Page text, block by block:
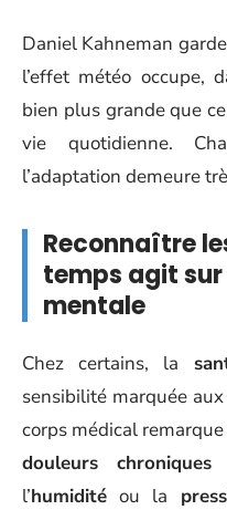
Daniel Kahneman
l’effet météo occupe,
bien plus grande que
vie quotidienne.
l’adaptation demeure
Reconnaître
temps agit
mentale
Chez certains, la
sensibilité marquée
corps médical
douleurs chroniques
l’humidité ou la